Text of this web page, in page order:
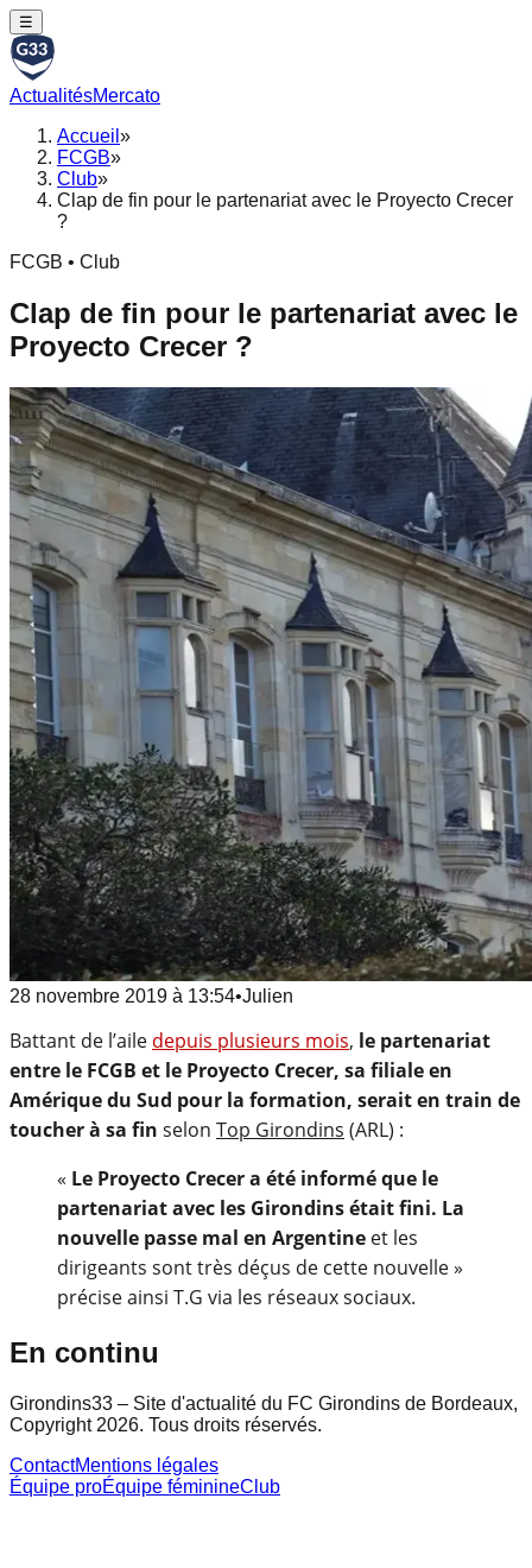
☰
ActualitésMercato
Accueil »
FCGB»
Club»
Clap de fin pour le partenariat avec le Proyecto Crecer
?
FCGB • Club
Clap de fin pour le partenariat avec le
Proyecto Crecer ?
28 novembre 2019 à 13:54•Julien
Battant de l’aile depuis plusieurs mois, le partenariat
entre le FCGB et le Proyecto Crecer, sa filiale en
Amérique du Sud pour la formation, serait en train de
toucher à sa fin selon Top Girondins (ARL) :
« Le Proyecto Crecer a été informé que le
partenariat avec les Girondins était fini. La
nouvelle passe mal en Argentine et les
dirigeants sont très déçus de cette nouvelle »
précise ainsi T.G via les réseaux sociaux.
En continu
Girondins33 – Site d'actualité du FC Girondins de Bordeaux,
Copyright 2026. Tous droits réservés.
ContactMentions légales
Équipe proÉquipe féminineClub